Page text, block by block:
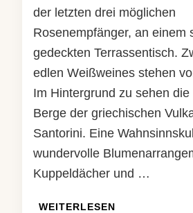
der letzten drei möglichen
Rosenempfänger, an einem
gedeckten Terrassentisch.
edlen Weißweines stehen
Im Hintergrund zu sehen
Berge der griechischen
Santorini. Eine
wundervolle
Kuppeldächer und …
WEITERLESEN